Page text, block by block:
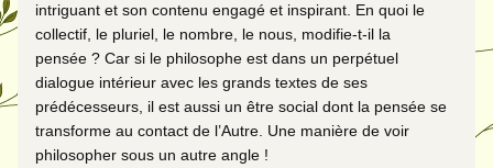
intriguant et son contenu engagé et inspirant. En quoi le
collectif, le pluriel, le nombre, le nous, modifie-t-il la
pensée ? Car si le philosophe est dans un perpétuel
dialogue intérieur avec les grands textes de ses
prédécesseurs, il est aussi un être social dont la pensée se
transforme au contact de l’Autre. Une manière de voir
philosopher sous un autre angle !